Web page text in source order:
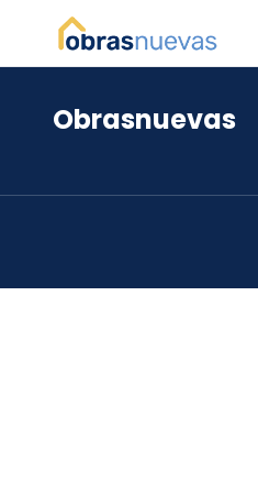
*
Obrasnuevas